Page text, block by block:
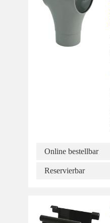
Online bestellbar
Reservierbar